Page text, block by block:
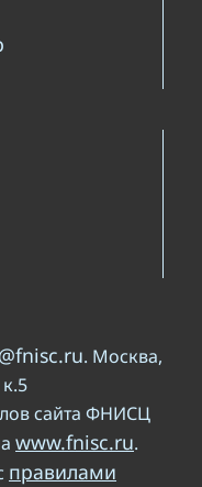
. Москва,
сайта ФНИСЦ
www.fnisc.ru.
правилами